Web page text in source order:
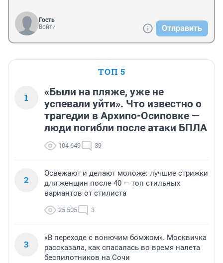
Гость
Войти
Отправить
ТОП 5
1
«Были на пляже, уже не
успевали уйти». Что известно о
трагедии в Архипо-Осиповке —
люди погибли после атаки БПЛА
104 649 39
2
Освежают и делают моложе: лучшие стрижки
для женщин после 40 — топ стильных
вариантов от стилиста
25 505 3
3
«В переходе с вонючим бомжом». Москвичка
рассказала, как спасалась во время налета
беспилотников на Сочи